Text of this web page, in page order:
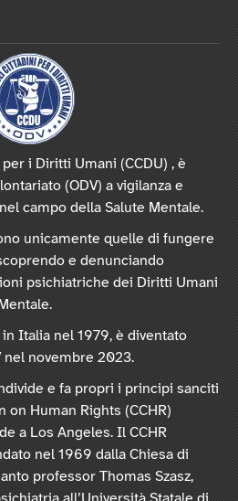
i Diritti Umani (CCDU) , è
(ODV) a vigilanza e
campo della Salute Mentale.
unicamente quelle di fungere
e denunciando
psichiatriche dei Diritti Umani
Italia nel 1979, è diventato
nel novembre 2023.
e fa propri i principi sanciti
on Human Rights (CCHR)
a Los Angeles. Il CCHR
nel 1969 dalla Chiesa di
professor Thomas Szasz,